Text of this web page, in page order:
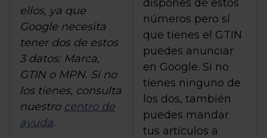
ellos, ya que
Google necesita
tener dos de estos
3 datos: Marca,
GTIN o MPN. Si no
los tienes, consulta
nuestro centro de
ayuda.
dispones de estos
números pero sí
que tienes el GTIN
puedes anunciar
en Google. Si no
tienes ninguno de
los dos, también
puedes mandar
tus artículos a